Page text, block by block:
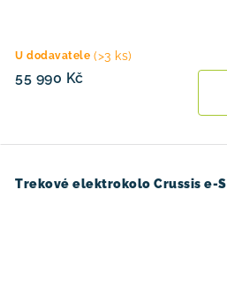
U dodavatele (>3 ks)
55 990 Kč
Trekové elektrokolo Crussis e-